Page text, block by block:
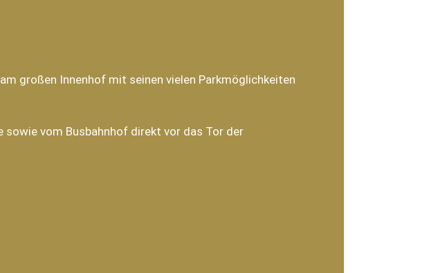
großen Innenhof mit seinen vielen Parkmöglichkeiten
vom Busbahnhof direkt vor das Tor der